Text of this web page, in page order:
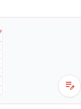
edit_note